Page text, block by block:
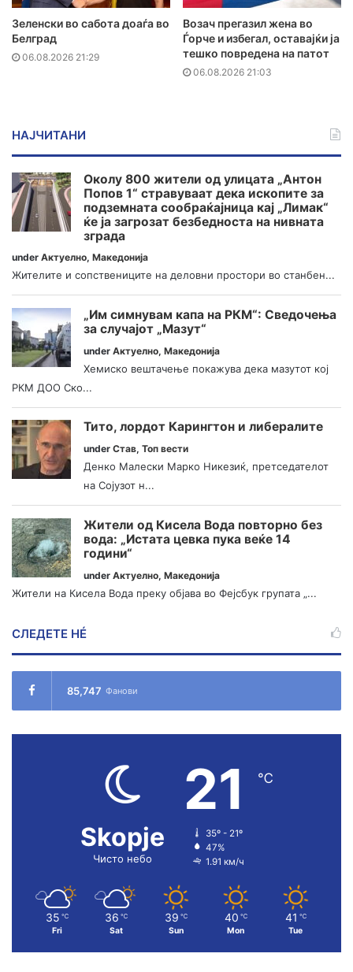
Зеленски во сабота доаѓа во
Белград
06.08.2026 21:29
Возач прегазил жена во
Ѓорче и избегал, оставајќи ја
тешко повредена на патот
06.08.2026 21:03
НАЈЧИТАНИ
Околу 800 жители од улицата „Антон
Попов 1“ стравуваат дека ископите за
подземната сообраќајница кај „Лимак“
ќе ја загрозат безбедноста на нивната
зграда
under Актуелно, Македонија
Жителите и сопствениците на деловни простори во станбен...
„Им симнувам капа на РКМ“: Сведочења
за случајот „Мазут“
under Актуелно, Македонија
Хемиско вештачење покажува дека мазутот кој
РКМ ДОО Ско...
Тито, лордот Карингтон и либералите
under Став, Топ вести
Денко Малески Марко Никезиќ, претседателот
на Сојузот н...
Жители од Кисела Вода повторно без
вода: „Истата цевка пука веќе 14
години“
under Актуелно, Македонија
Жители на Кисела Вода преку објава во Фејсбук групата „...
СЛЕДЕТЕ НÉ
85,747 Фанови
Skopje
Чисто небо
21 ℃
35º - 21º
47%
1.91 км/ч
35 ℃
Fri
36 ℃
Sat
39 ℃
Sun
40 ℃
Mon
41 ℃
Tue